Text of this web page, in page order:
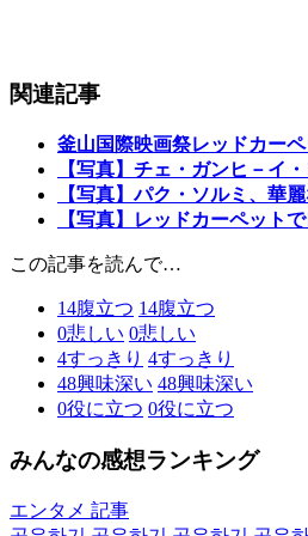
関連記事
釜山国際映画祭レッドカー
【写真】チェ・ガンヒ－イ
【写真】パク・ソルミ、華
【写真】レッドカーペット
この記事を読んで…
14腹立つ 14腹立つ
0悲しい 0悲しい
4すっきり 4すっきり
48興味深い 48興味深い
0役に立つ 0役に立つ
みんなの感想ランキング
エンタメ 記事